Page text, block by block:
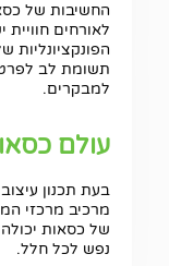
החשיבות של
לאורחים
תשומת לב
למבקרים.
עולם
בעת תכנון
מרכיב מרכזי
של כסאות
נפש לכל חלל.